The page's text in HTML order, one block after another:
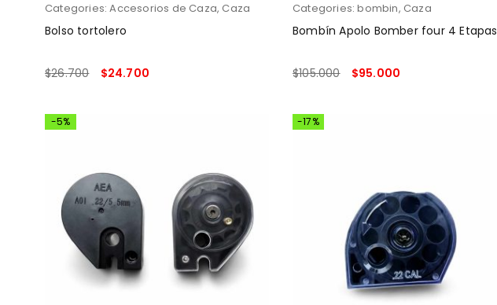
Categories:Accesorios de Caza, Caza
Bolso tortolero
$26.700 $24.700
Categories:bombin, Caza
Bombín Apolo Bomber four 4 Etapas
$105.000 $95.000
-5% -17%